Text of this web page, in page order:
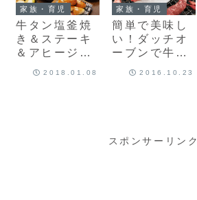
家族・育児
牛タン塩釜焼
き＆ステーキ
＆アヒージョ
2018.01.08
家族・育児
簡単で美味し
い！ダッチオ
ーブンで牛タ
2016.10.23
スポンサーリンク